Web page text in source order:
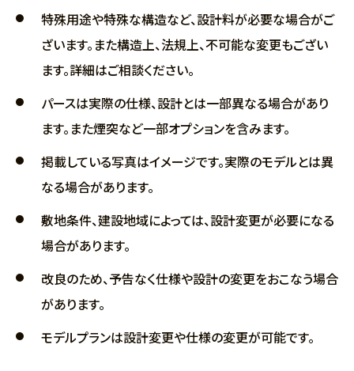
特殊用途や特殊な構造など、設計料が必要な場合がご
ざいます。また構造上、法規上、不可能な変更もござい
ます。詳細はご相談ください。
パースは実際の仕様、設計とは一部異なる場合があり
ます。また煙突など一部オプションを含みます。
掲載している写真はイメージです。実際のモデルとは異
なる場合があります。
敷地条件、建設地域によっては、設計変更が必要になる
場合があります。
改良のため、予告なく仕様や設計の変更をおこなう場合
があります。
モデルプランは設計変更や仕様の変更が可能です。